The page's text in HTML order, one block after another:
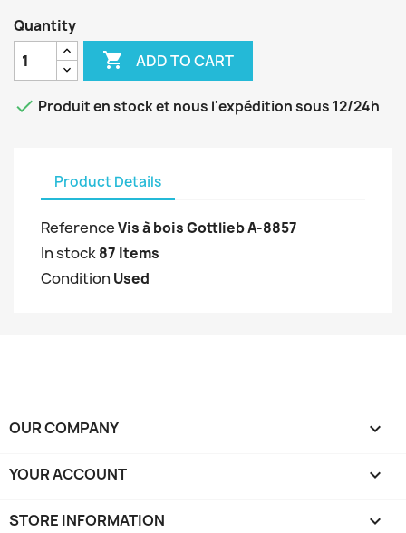
Quantity
 ADD TO CART
 Produit en stock et nous l'expédition sous 12/24h
Product Details
ReferenceVis à bois Gottlieb A-8857
In stock87 Items
Condition Used
OUR COMPANY 
YOUR ACCOUNT 
STORE INFORMATION keyboard_arrow_down